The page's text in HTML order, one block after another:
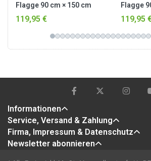
Flagge 90 cm × 150 cm
Deutschland
119,95 €
Flagge
119,95
Informationen
Service, Versand & Zahlung
Firma, Impressum & Datenschutz
Newsletter abonnieren